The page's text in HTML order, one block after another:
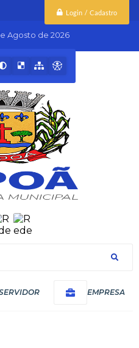
Login / Cadastro
EMPRESA
Agosto de 2026